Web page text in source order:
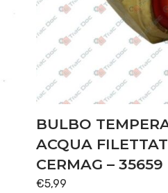
BULBO
ACQUA
CERMAG – 35659
€5,99